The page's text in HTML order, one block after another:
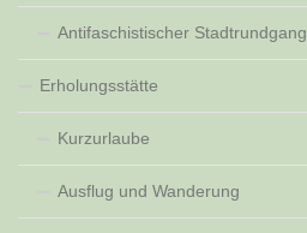
Antifaschistischer Stadtrundgang
Erholungsstätte
Kurzurlaube
Ausflug und Wanderung